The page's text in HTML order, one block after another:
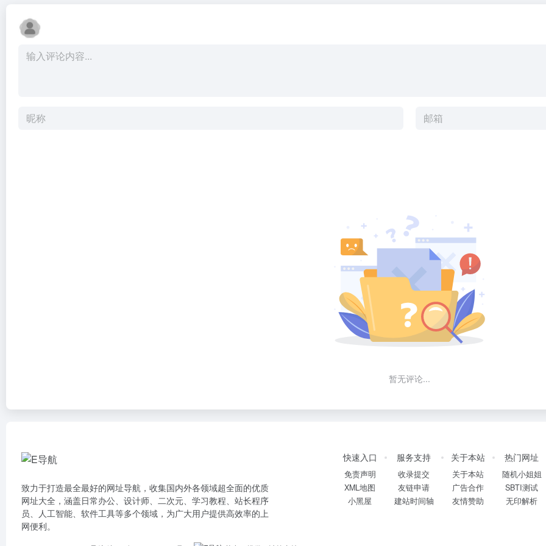
暂无评论...
致力于打造最全最好的网址导航，收集国内外各领域超全面的优质
网址大全，涵盖日常办公、设计师、二次元、学习教程、站长程序
员、人工智能、软件工具等多个领域，为广大用户提供高效率的上
网便利。
快速入口
免责声明
XML地图
小黑屋
服务支持
收录提交
友链申请
建站时间轴
关于本站
关于本站
广告合作
友情赞助
热门网址
随机小姐姐
SBTI测试
无印解析